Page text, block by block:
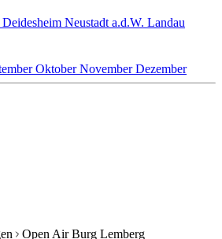
Deidesheim Neustadt a.d.W. Landau
OktoberNovemberDezember
Open Air Burg Lemberg